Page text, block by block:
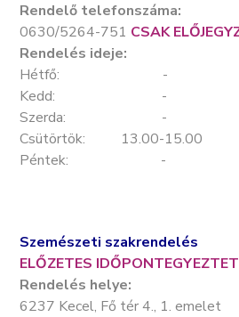
Rendelő telefonszáma:
0630/5264-751 CSAK
Rendelés ideje:
Hétfő: -
Kedd: -
Szerda: -
Csütörtök: 13.00-15.00
Péntek: -
Szemészeti szakrendelés
ELŐZETES
Rendelés helye:
6237 Kecel, Fő tér 4., 1. emelet